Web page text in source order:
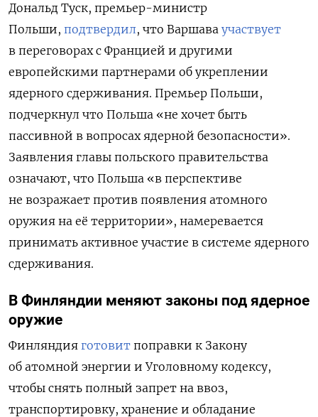
Дональд Туск, премьер-министр
Польши, подтвердил, что Варшава участвует
в переговорах с Францией и другими
европейскими партнерами об укреплении
ядерного сдерживания. Премьер Польши,
подчеркнул что Польша «не хочет быть
пассивной в вопросах ядерной безопасности».
Заявления главы польского правительства
означают, что Польша «в перспективе
не возражает против появления атомного
оружия на её территории», намеревается
принимать активное участие в системе ядерного
сдерживания.
В Финляндии меняют законы под ядерное
оружие
Финляндия готовит поправки к Закону
об атомной энергии и Уголовному кодексу,
чтобы снять полный запрет на ввоз,
транспортировку, хранение и обладание